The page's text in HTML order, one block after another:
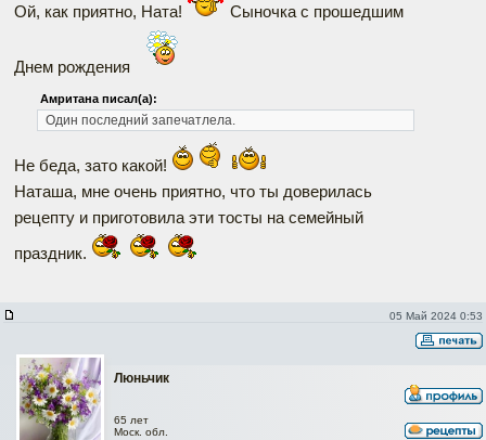
Ой, как приятно, Ната! Сыночка с прошедшим
Днем рождения
Амритана писал(а):
Один последний запечатлела.
Не беда, зато какой!
Наташа, мне очень приятно, что ты доверилась
рецепту и приготовила эти тосты на семейный
праздник.
05 Май 2024 0:53
Люньчик
65 лет
Моск. обл.